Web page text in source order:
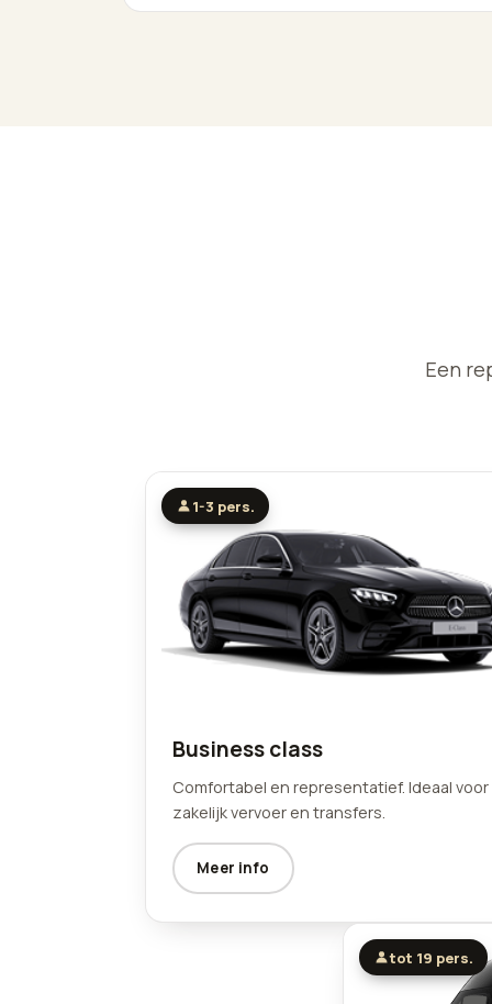
Een
1-3 pers.
Business class
Comfortabel en representatief. Ideaal voor
zakelijk vervoer en transfers.
Meer info
tot 19 pers.